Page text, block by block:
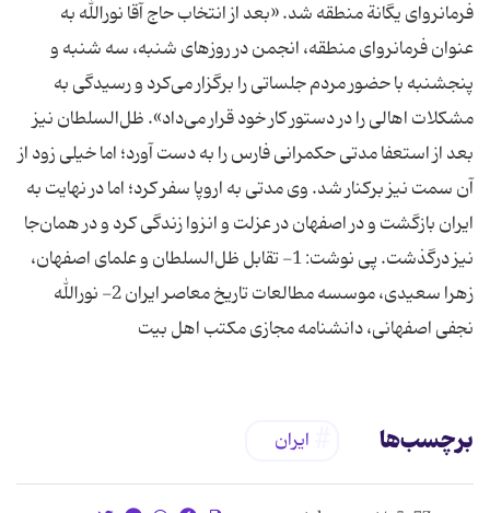
فرمانروای یگانة منطقه شد. «بعد از انتخاب حاج آقا نورالله به
عنوان فرمانروای منطقه، انجمن در روزهای شنبه، سه شنبه و
پنجشنبه با حضور مردم جلساتی را برگزار می‌کرد و رسیدگی به
مشکلات اهالی را در دستور کار خود قرار می‌داد». ظل‌السلطان نیز
بعد از استعفا مدتی حکمرانی فارس را به دست آورد؛ اما خیلی زود از
آن سمت نیز برکنار شد. وی مدتی به اروپا سفر کرد؛ اما در نهایت به
ایران بازگشت و در اصفهان در عزلت و انزوا زندگی کرد و در همان‌جا
نیز درگذشت. پی نوشت: 1- تقابل ظل‌السلطان و علمای اصفهان،
زهرا سعیدی، موسسه مطالعات تاریخ معاصر ایران 2- نورالله
نجفی اصفهانی، دانشنامه مجازی مکتب اهل بیت
برچسب‌ها ایران